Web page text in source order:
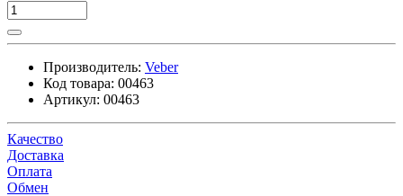
Производитель: Veber
Код товара: 00463
Артикул: 00463
Качество
Доставка
Оплата
Обмен